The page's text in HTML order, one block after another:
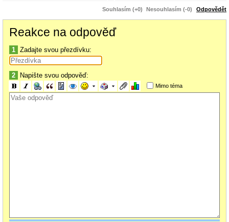
Souhlasím (+0) Nesouhlasím (-0) Odpovědět
Reakce na odpověď
1 Zadajte svou přezdívku:
2 Napište svou odpověď:
Mimo téma